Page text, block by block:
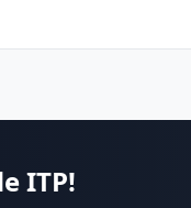
ITP!